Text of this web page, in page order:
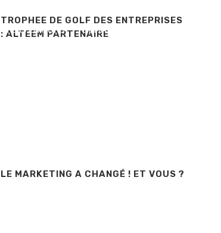
INTERVENTIONS DÉMARCHE
TROPHEE DE GOLF DES ENTREPRISES
: ALTEEM PARTENAIRE
LE MARKETING A CHANGÉ ! ET VOUS ?